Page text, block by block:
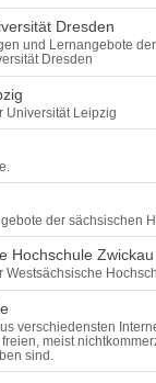
Dresden
und Lernangebote der
Dresden
Universität Leipzig
der sächsischen
Hochschule Zwickau
Westsächsische
verschiedensten
meist
sind.